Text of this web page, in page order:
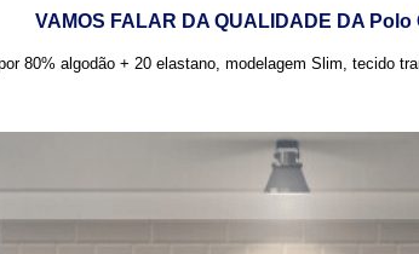
VAMOS FALAR DA QUALIDADE DA
80% algodão + 20 elastano, modelagem Slim, tecido